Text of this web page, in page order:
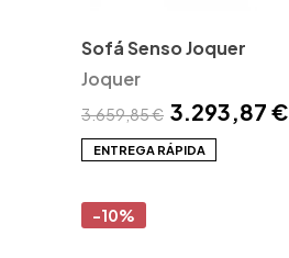
Sofá Senso Joquer
Joquer
3.659,85 € 3.293,87 €
ENTREGA RÁPIDA
-10%